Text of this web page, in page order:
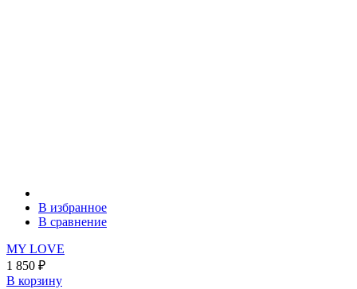
В избранное
В сравнение
MY LOVE
1 850 ₽
В корзину